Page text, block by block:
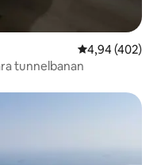
4,94 av 5 i
4,94 (402)
tunnelbanan